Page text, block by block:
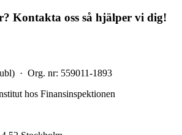
Kontakta oss så hjälper vi dig!
· Org. nr: 559011-1893
hos Finansinspektionen